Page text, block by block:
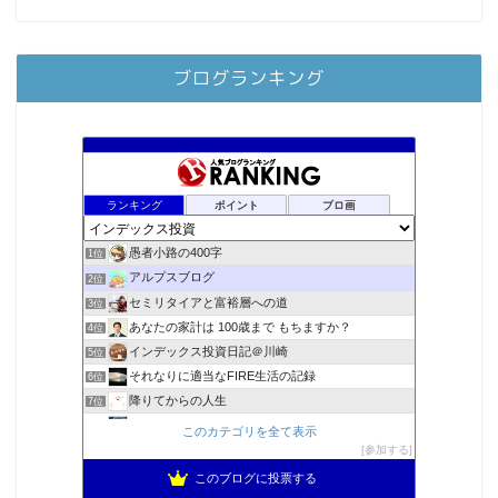
ブログランキング
ランキング ポイント ブロ画
1位 愚者小路の400字
2位 アルプスブログ
3位 セミリタイアと富裕層への道
4位 あなたの家計は 100歳まで もちますか？
5位 インデックス投資日記＠川崎
6位 それなりに適当なFIRE生活の記録
7位 降りてからの人生
2023年(46歳)FIRE！！！＠20XX年FIRE！！！
スパコンSEが効率的投資で一家セミリタイアするブログ
このカテゴリを全て表示
参加する
このブログに投票する